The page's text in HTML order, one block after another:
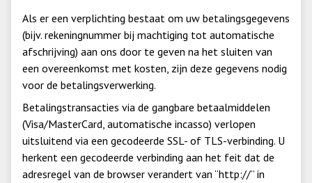
Als er een verplichting bestaat om uw betalingsgegevens
(bijv. rekeningnummer bij machtiging tot automatische
afschrijving) aan ons door te geven na het sluiten van
een overeenkomst met kosten, zijn deze gegevens nodig
voor de betalingsverwerking.
Betalingstransacties via de gangbare betaalmiddelen
(Visa/MasterCard, automatische incasso) verlopen
uitsluitend via een gecodeerde SSL- of TLS-verbinding. U
herkent een gecodeerde verbinding aan het feit dat de
adresregel van de browser verandert van “http://” in